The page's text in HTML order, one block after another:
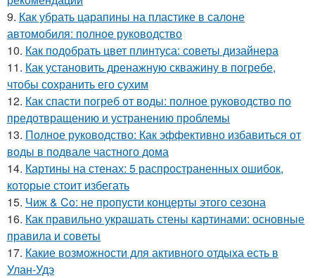
9. Как убрать царапины на пластике в салоне
автомобиля: полное руководство
10. Как подобрать цвет плинтуса: советы дизайнера
11. Как установить дренажную скважину в погребе,
чтобы сохранить его сухим
12. Как спасти погреб от воды: полное руководство по
предотвращению и устранению проблемы
13. Полное руководство: Как эффективно избавиться от
воды в подвале частного дома
14. Картины на стенах: 5 распространенных ошибок,
которые стоит избегать
15. Чиж & Co: не пропусти концерты этого сезона
16. Как правильно украшать стены картинами: основные
правила и советы
17. Какие возможности для активного отдыха есть в
Улан-Удэ